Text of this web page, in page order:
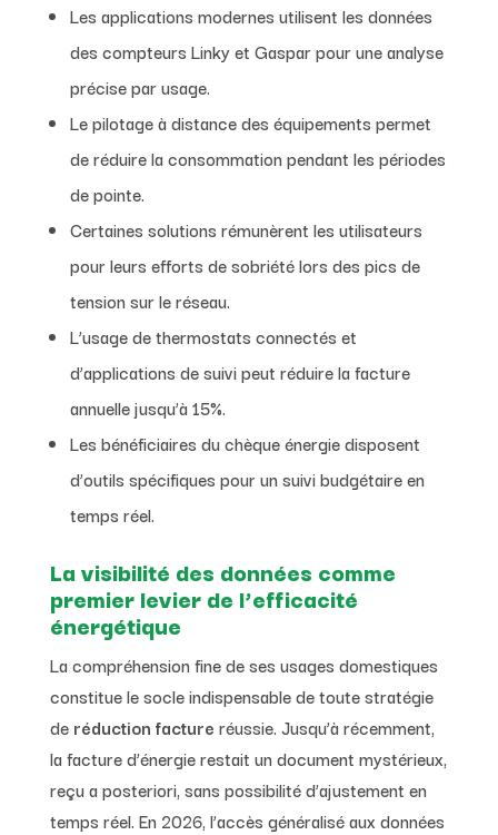
Les applications modernes utilisent les données
des compteurs Linky et Gaspar pour une analyse
précise par usage.
Le pilotage à distance des équipements permet
de réduire la consommation pendant les périodes
de pointe.
Certaines solutions rémunèrent les utilisateurs
pour leurs efforts de sobriété lors des pics de
tension sur le réseau.
L’usage de thermostats connectés et
d’applications de suivi peut réduire la facture
annuelle jusqu’à 15%.
Les bénéficiaires du chèque énergie disposent
d’outils spécifiques pour un suivi budgétaire en
temps réel.
La visibilité des données comme
premier levier de l’efficacité
énergétique
La compréhension fine de ses usages domestiques
constitue le socle indispensable de toute stratégie
de réduction facture réussie. Jusqu’à récemment,
la facture d’énergie restait un document mystérieux,
reçu a posteriori, sans possibilité d’ajustement en
temps réel. En 2026, l’accès généralisé aux données